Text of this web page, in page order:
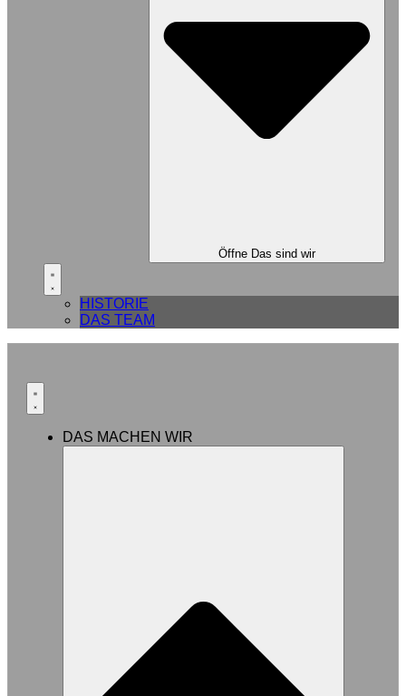
Öffne Das sind wir
HISTORIE
DAS TEAM
DAS MACHEN WIR